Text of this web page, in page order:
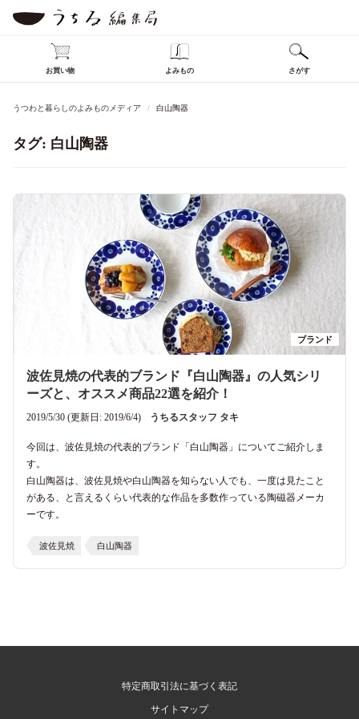
お買い物 よみもの さがす
うつわと暮らしのよみものメディア 白山陶器
タグ: 白山陶器
ブランド
波佐見焼の代表的ブランド『白山陶器』の人気シリ
ーズと、オススメ商品22選を紹介！
2019/5/30 (更新日: 2019/6/4) うちるスタッフ タキ
今回は、波佐見焼の代表的ブランド「白山陶器」についてご紹介しま
す。
白山陶器は、波佐見焼や白山陶器を知らない人でも、一度は見たこと
がある、と言えるくらい代表的な作品を多数作っている陶磁器メーカ
ーです。
波佐見焼 白山陶器
特定商取引法に基づく表記
サイトマップ